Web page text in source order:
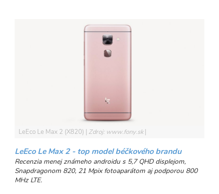
LeEco Le Max 2 (X820) Zdroj: www.fony.sk
LeEco Le Max 2 - top model béčkového brandu
Recenzia menej známeho androidu s 5,7 QHD displejom,
Snapdragonom 820, 21 Mpix fotoaparátom aj podporou 800
MHz LTE.